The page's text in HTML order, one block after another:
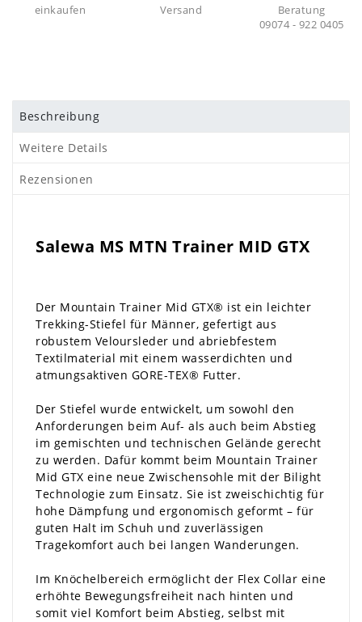
einkaufen
Versand
Beratung
09074 - 922 0405
Beschreibung
Weitere Details
Rezensionen
Salewa MS MTN Trainer MID GTX
Der Mountain Trainer Mid GTX® ist ein leichter
Trekking-Stiefel für Männer, gefertigt aus
robustem Veloursleder und abriebfestem
Textilmaterial mit einem wasserdichten und
atmungsaktiven GORE-TEX® Futter.
Der Stiefel wurde entwickelt, um sowohl den
Anforderungen beim Auf- als auch beim Abstieg
im gemischten und technischen Gelände gerecht
zu werden. Dafür kommt beim Mountain Trainer
Mid GTX eine neue Zwischensohle mit der Bilight
Technologie zum Einsatz. Sie ist zweischichtig für
hohe Dämpfung und ergonomisch geformt – für
guten Halt im Schuh und zuverlässigen
Tragekomfort auch bei langen Wanderungen.
Im Knöchelbereich ermöglicht der Flex Collar eine
erhöhte Bewegungsfreiheit nach hinten und
somit viel Komfort beim Abstieg, selbst mit